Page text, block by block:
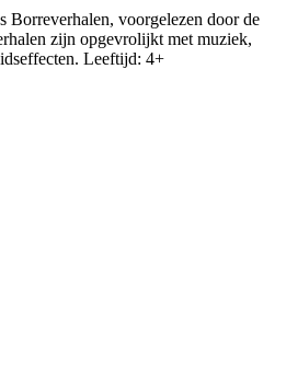
Borreverhalen, voorgelezen door de
zijn opgevrolijkt met muziek,
Leeftijd: 4+